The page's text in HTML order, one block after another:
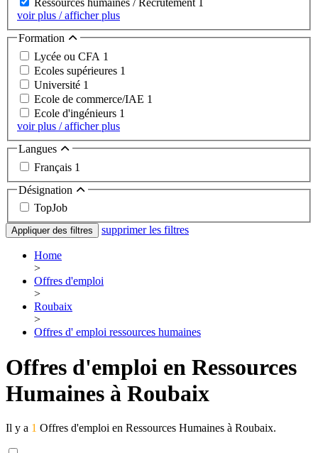
Ressources humaines / Recrutement 1
voir plus / afficher plus
Formation
Lycée ou CFA 1
Ecoles supérieures 1
Université 1
Ecole de commerce/IAE 1
Ecole d'ingénieurs 1
voir plus / afficher plus
Langues
Français 1
Désignation
TopJob
Appliquer des filtres supprimer les filtres
Home
>
Offres d'emploi
>
Roubaix
>
Offres d' emploi ressources humaines
Offres d'emploi en Ressources
Humaines à Roubaix
Il y a 1 Offres d'emploi en Ressources Humaines à Roubaix.